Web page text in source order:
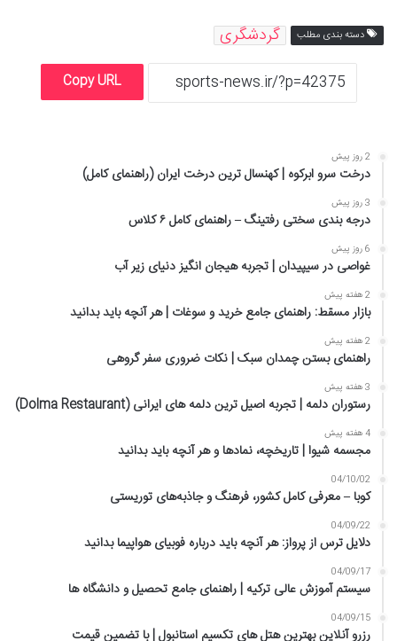
دسته بندی مطلب گردشگری
Copy URL
2 روز پیش
درخت سرو ابرکوه | کهنسال ترین درخت ایران (راهنمای کامل)
3 روز پیش
درجه بندی سختی رفتینگ – راهنمای کامل ۶ کلاس
6 روز پیش
غواصی در سیپیدان | تجربه هیجان انگیز دنیای زیر آب
2 هفته پیش
بازار مسقط: راهنمای جامع خرید و سوغات | هر آنچه باید بدانید
2 هفته پیش
راهنمای بستن چمدان سبک | نکات ضروری سفر گروهی
3 هفته پیش
رستوران دلمه | تجربه اصیل ترین دلمه های ایرانی (Dolma Restaurant)
4 هفته پیش
مجسمه شیوا | تاریخچه، نمادها و هر آنچه باید بدانید
04/10/02
کوبا – معرفی کامل کشور، فرهنگ و جاذبه‌های توریستی
04/09/22
دلایل ترس از پرواز: هر آنچه باید درباره فوبیای هواپیما بدانید
04/09/17
سیستم آموزش عالی ترکیه | راهنمای جامع تحصیل و دانشگاه ها
04/09/15
رزرو آنلاین بهترین هتل های تکسیم استانبول | با تضمین قیمت